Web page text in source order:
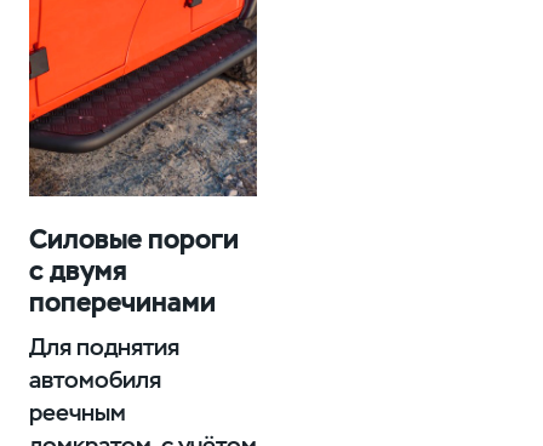
Силовые пороги
с двумя
поперечинами
Для поднятия
автомобиля
реечным